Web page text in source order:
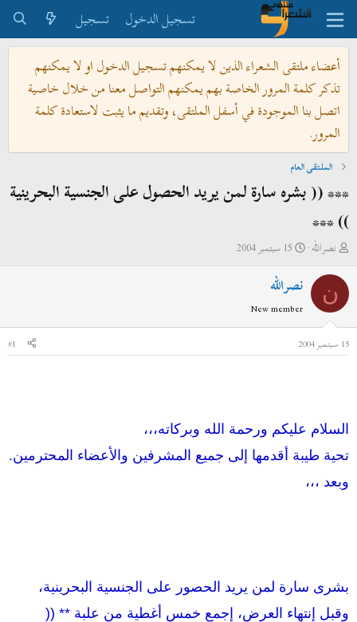
تسجيل الدخول
تسجيل
أعضاء ملتقى الشعراء الذين لا يمكنهم تسجيل الدخول او لا يمكنهم
تذكر كلمة المرور الخاصة بهم يمكنهم التواصل معنا من خلال خاصية
اتصل بنا الموجودة في أسفل الملتقى، وتقديم ما يثبت لاستعادة كلمة
المرور.
الملتقى العام
*** (( بشره سارة لمن يريد الحصول على الجنسية البحرينية
)) ***
ب
ئ
م
ع
نصرالله
ت
ر
ي
ل
15 سبتمبر 2004
ن نصرالله
New member
15 سبتمبر 2004
#1
السلام عليكم ورحمة الله وبركاته،،،
تحية طيبة أقدمها إلى جميع المشرفين والأعضاء المحترمين.
وبعد ،،،
بشرى سارة لمن يريد الحصور على الجنسية البحرينية،
وقبل إنتهاء العرض، إجمع خمس أغطية من علبة ** ((